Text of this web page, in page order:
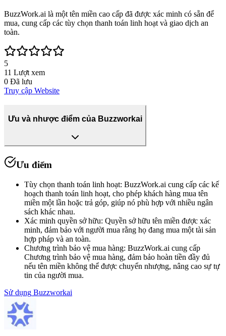
BuzzWork.ai là một tên miền cao cấp đã được xác minh có sẵn để
mua, cung cấp các tùy chọn thanh toán linh hoạt và giao dịch an
toàn.
5
11 Lượt xem
0 Đã lưu
Truy cập Website
Ưu và nhược điểm của Buzzworkai
Ưu điểm
Tùy chọn thanh toán linh hoạt: BuzzWork.ai cung cấp các kế
hoạch thanh toán linh hoạt, cho phép khách hàng mua tên
miền một lần hoặc trả góp, giúp nó phù hợp với nhiều ngân
sách khác nhau.
Xác minh quyền sở hữu: Quyền sở hữu tên miền được xác
minh, đảm bảo với người mua rằng họ đang mua một tài sản
hợp pháp và an toàn.
Chương trình bảo vệ mua hàng: BuzzWork.ai cung cấp
Chương trình bảo vệ mua hàng, đảm bảo hoàn tiền đầy đủ
nếu tên miền không thể được chuyển nhượng, nâng cao sự tự
tin của người mua.
Sử dụng Buzzworkai